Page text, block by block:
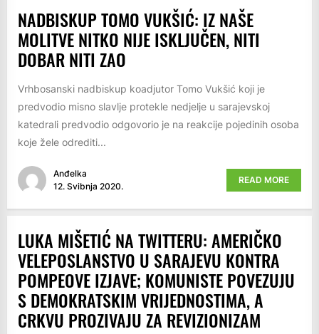
NADBISKUP TOMO VUKŠIĆ: IZ NAŠE
MOLITVE NITKO NIJE ISKLJUČEN, NITI
DOBAR NITI ZAO
Vrhbosanski nadbiskup koadjutor Tomo Vukšić koji je
predvodio misno slavlje protekle nedjelje u sarajevskoj
katedrali predvodio odgovorio je na reakcije pojedinih osoba
koje žele odrediti...
Anđelka
12. Svibnja 2020.
READ MORE
LUKA MIŠETIĆ NA TWITTERU: AMERIČKO
VELEPOSLANSTVO U SARAJEVU KONTRA
POMPEOVE IZJAVE; KOMUNISTE POVEZUJU
S DEMOKRATSKIM VRIJEDNOSTIMA, A
CRKVU PROZIVAJU ZA REVIZIONIZAM